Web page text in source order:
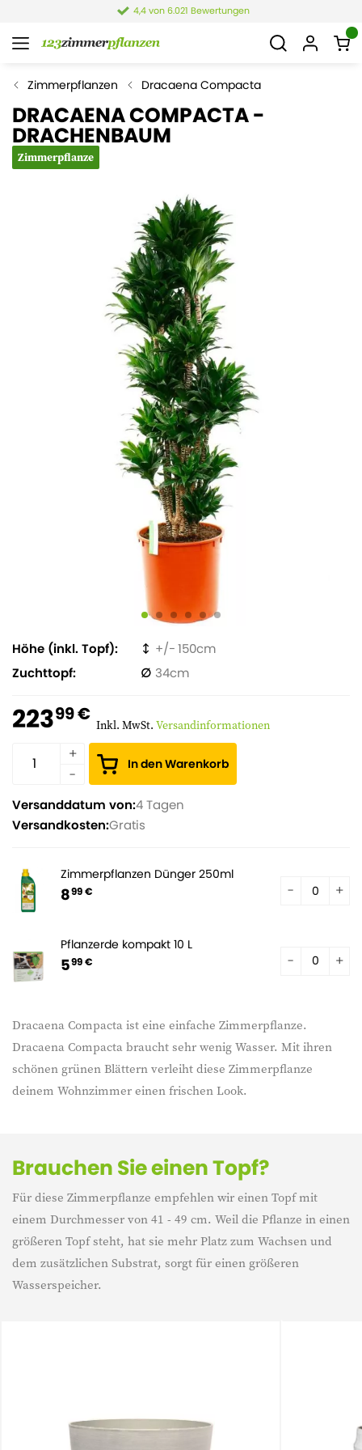
4,4 von 6.021 Bewertungen
Zimmerpflanzen Dracaena Compacta
DRACAENA COMPACTA -
DRACHENBAUM
Zimmerpflanze
Dracaena Compacta ist eine einfache Zimmerpflanze.
Dracaena Compacta braucht sehr wenig Wasser. Mit ihren
schönen grünen Blättern verleiht diese Zimmerpflanze
deinem Wohnzimmer einen frischen Look.
Höhe (inkl. Topf)
150
Zuchttopf
34
22399 € Inkl. MwSt. Versandinformationen
In den Warenkorb
Versanddatum von:4 Tagen
Versandkosten:Gratis
Zimmerpflanzen Dünger 250ml
899 €
Pflanzerde kompakt 10 L
599 €
Brauchen Sie einen Topf?
Für diese Zimmerpflanze empfehlen wir einen Topf mit
einem Durchmesser von 41 - 49 cm. Weil die Pflanze in einen
größeren Topf steht, hat sie mehr Platz zum Wachsen und
dem zusätzlichen Substrat, sorgt für einen größeren
Wasserspeicher.